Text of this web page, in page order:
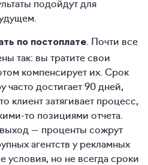
подойдут для
по постоплате . Почти все
так: вы тратите свои
компенсирует их. Срок
часто достигает 90 дней,
клиент затягивает процесс,
то позициями отчета.
— проценты сожрут
агентств у рекламных
условия, но не всегда сроки